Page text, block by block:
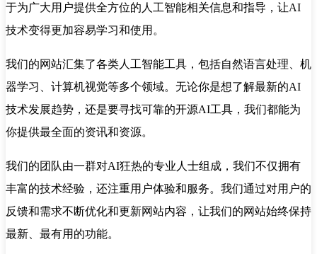
于为广大用户提供全方位的人工智能相关信息和指导，让AI
技术变得更加容易学习和使用。
我们的网站汇集了各类人工智能工具，包括自然语言处理、机
器学习、计算机视觉等多个领域。无论你是想了解最新的AI
技术发展趋势，还是要寻找可靠的开源AI工具，我们都能为
你提供最全面的资讯和资源。
我们的团队由一群对AI狂热的专业人士组成，我们不仅拥有
丰富的技术经验，还注重用户体验和服务。我们通过对用户的
反馈和需求不断优化和更新网站内容，让我们的网站始终保持
最新、最有用的功能。